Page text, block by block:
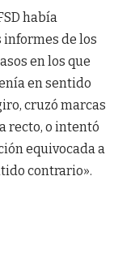
había
informes de los
en los que
en sentido
cruzó marcas
recto, o intentó
equivocada a
contrario».